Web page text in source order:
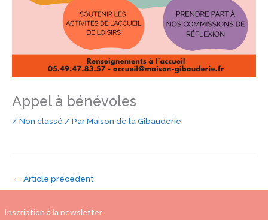
Appel à bénévoles
/ Non classé / ParMaison de la Gibauderie
← Article précédent